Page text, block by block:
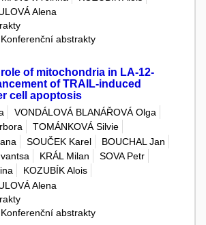
Alena
abstrakty
of mitochondria in LA-12-
of TRAIL-induced
cell apoptosis
VONDÁLOVÁ BLANÁŘOVÁ Olga
TOMÁNKOVÁ Silvie
SOUČEK Karel
BOUCHAL Jan
KRÁL Milan
SOVA Petr
KOZUBÍK Alois
Alena
abstrakty